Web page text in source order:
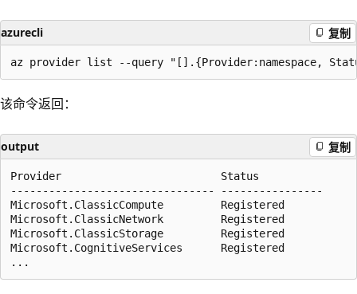
azurecli 复制
该命令返回：
output 复制
Provider                         Status
-------------------------------- ----------------
Microsoft.ClassicCompute         Registered
Microsoft.ClassicNetwork         Registered
Microsoft.ClassicStorage         Registered
Microsoft.CognitiveServices      Registered